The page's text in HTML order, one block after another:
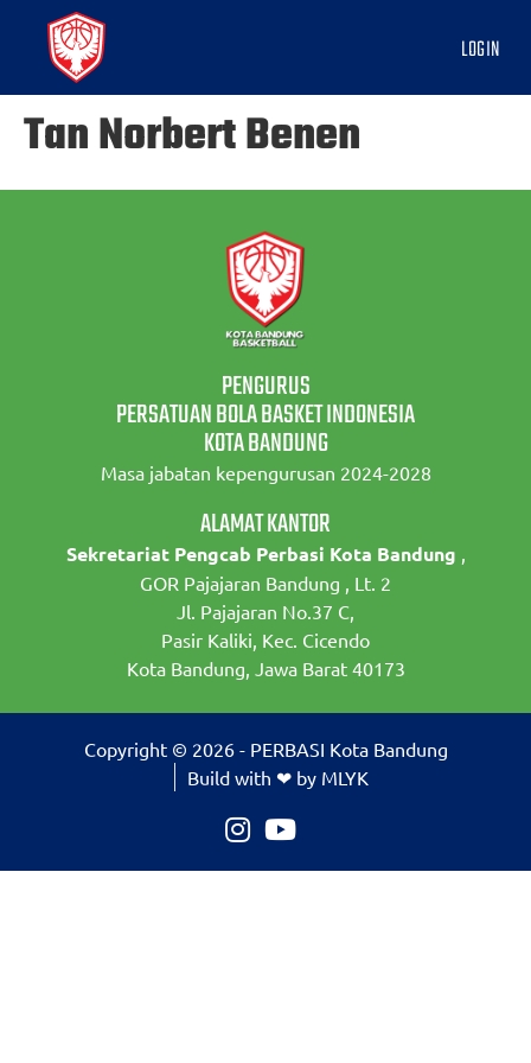
LOGIN
Tan Norbert Benen
PENGURUS
PERSATUAN BOLA BASKET INDONESIA
KOTA BANDUNG
Masa jabatan kepengurusan 2024-2028
ALAMAT KANTOR
Sekretariat Pengcab Perbasi Kota Bandung ,
GOR Pajajaran Bandung , Lt. 2
Jl. Pajajaran No.37 C,
Pasir Kaliki, Kec. Cicendo
Kota Bandung, Jawa Barat 40173
Copyright © 2026 - PERBASI Kota Bandung
Build with ❤ by MLYK